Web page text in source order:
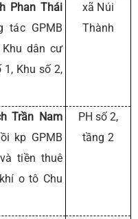
Phan Thái
tác GPMB
dân cư
1, Khu số 2,
xã Núi
Thành
Trần Nam
kp GPMB
tiền thuê
o tô Chu
PH số 2,
tầng 2